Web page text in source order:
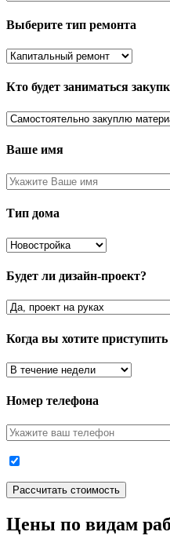
Выберите тип ремонта
Кто будет заниматься
Ваше имя
Тип дома
Будет ли дизайн-проект?
Когда вы хотите
Номер телефона
Цены по видам